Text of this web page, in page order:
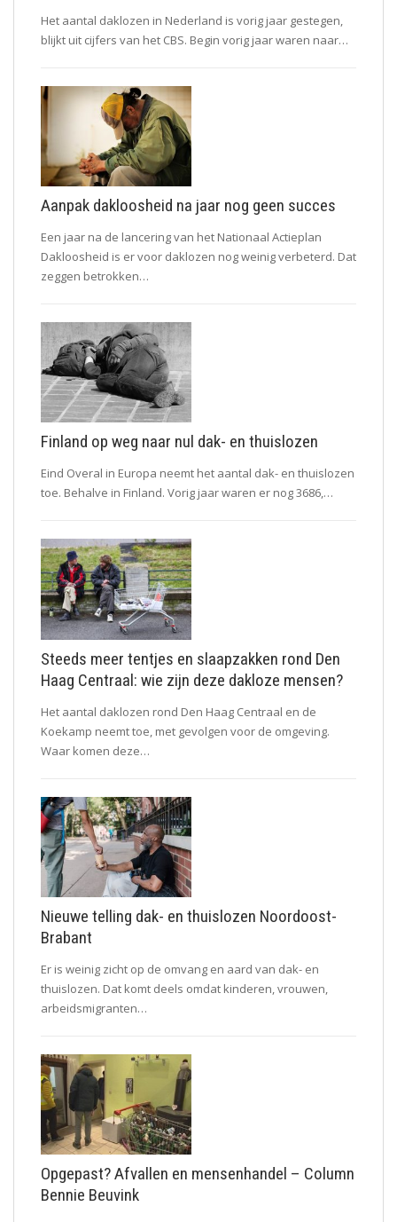
Het aantal daklozen in Nederland is vorig jaar gestegen,
blijkt uit cijfers van het CBS. Begin vorig jaar waren naar…
Aanpak dakloosheid na jaar nog geen succes
Een jaar na de lancering van het Nationaal Actieplan
Dakloosheid is er voor daklozen nog weinig verbeterd. Dat
zeggen betrokken…
Finland op weg naar nul dak- en thuislozen
Eind Overal in Europa neemt het aantal dak- en thuislozen
toe. Behalve in Finland. Vorig jaar waren er nog 3686,…
Steeds meer tentjes en slaapzakken rond Den
Haag Centraal: wie zijn deze dakloze mensen?
Het aantal daklozen rond Den Haag Centraal en de
Koekamp neemt toe, met gevolgen voor de omgeving.
Waar komen deze…
Nieuwe telling dak- en thuislozen Noordoost-
Brabant
Er is weinig zicht op de omvang en aard van dak- en
thuislozen. Dat komt deels omdat kinderen, vrouwen,
arbeidsmigranten…
Opgepast? Afvallen en mensenhandel – Column
Bennie Beuvink